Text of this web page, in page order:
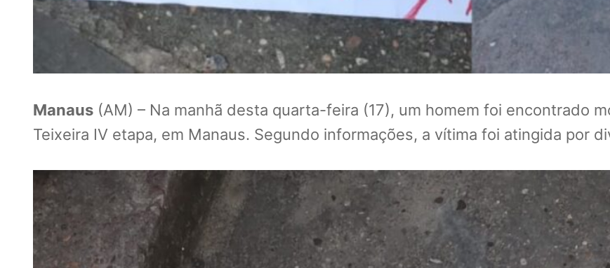
Manaus (AM) – Na manhã desta quarta-feira (17), um homem foi encontrado
Teixeira IV etapa, em Manaus. Segundo informações, a vítima foi atingida por